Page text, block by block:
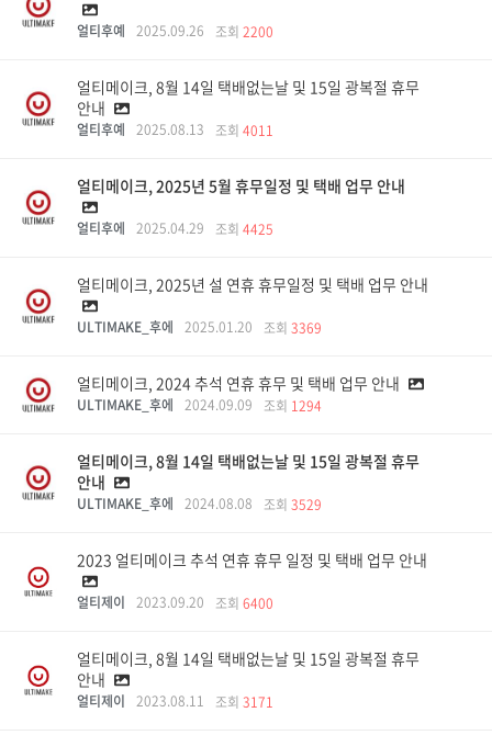
얼티후예 2025.09.26 조회 2200
얼티메이크, 8월 14일 택배없는날 및 15일 광복절 휴무
안내
얼티후예 2025.08.13 조회 4011
얼티메이크, 2025년 5월 휴무일정 및 택배 업무 안내
얼티후에 2025.04.29 조회 4425
얼티메이크, 2025년 설 연휴 휴무일정 및 택배 업무 안내
ULTIMAKE_후에 2025.01.20 조회 3369
얼티메이크, 2024 추석 연휴 휴무 및 택배 업무 안내
ULTIMAKE_후에 2024.09.09 조회 1294
얼티메이크, 8월 14일 택배없는날 및 15일 광복절 휴무
안내
ULTIMAKE_후에 2024.08.08 조회 3529
2023 얼티메이크 추석 연휴 휴무 일정 및 택배 업무 안내
얼티제이 2023.09.20 조회 6400
얼티메이크, 8월 14일 택배없는날 및 15일 광복절 휴무
안내
얼티제이 2023.08.11 조회 3171